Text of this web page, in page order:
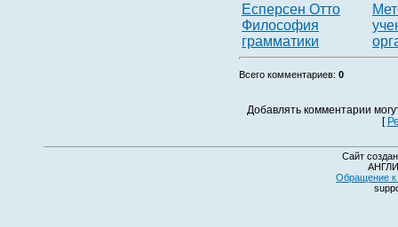
Есперсен Отто
Философия
грамматики
Всего комментариев: 0
Добавлять комментарии
[
Сайт
Обращение к